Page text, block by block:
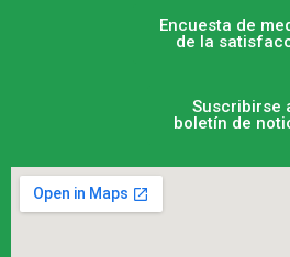
Encuesta de
de la
Suscribirse
boletín de